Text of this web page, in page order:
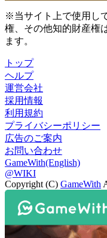
※当サイト上で使用し
権、その他知的財産権
ます。
トップ
ヘルプ
運営会社
採用情報
利用規約
プライバシーポリシー
広告のご案内
お問い合わせ
GameWith(English)
@WIKI
Copyright (C) GameWith